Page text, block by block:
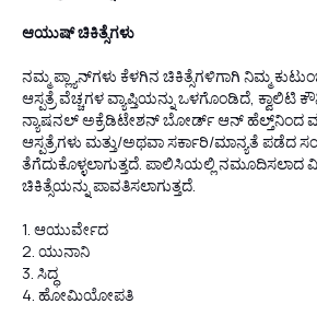
ಆಯುಷ್ ಚಿಕಿತ್ಸೆಗಳು
ನಮ್ಮ ಪ್ಲ್ಯಾನ್‌ಗಳು ಕೆಳಗಿನ ಚಿಕಿತ್ಸೆಗಳಿಗಾಗಿ ನಿಮ್ಮ
ಆಸ್ಪತ್ರೆ ವೆಚ್ಚಗಳ ವ್ಯಾಪ್ತಿಯನ್ನು ಒಳಗೊಂಡಿದೆ,
ನ್ಯಾಷನಲ್ ಅಕ್ರೆಡಿಟೇಶನ್ ಬೋರ್ಡ್ ಆನ್ ಹೆಲ್ತ್‌ನಿಂದ
ಆಸ್ಪತ್ರೆಗಳು ಮತ್ತು/ಅಥವಾ ಸರ್ಕಾರಿ/ಮಾನ್ಯತೆ ಪಡೆದ
ತೆಗೆದುಕೊಳ್ಳಲಾಗುತ್ತದೆ. ಪಾಲಿಸಿಯಲ್ಲಿ
ಚಿಕಿತ್ಸೆಯನ್ನು ಪಾವತಿಸಲಾಗುತ್ತದೆ.
1. ಆಯುರ್ವೇದ
2. ಯುನಾನಿ
3. ಸಿದ್ಧ
4. ಹೋಮಿಯೋಪತಿ